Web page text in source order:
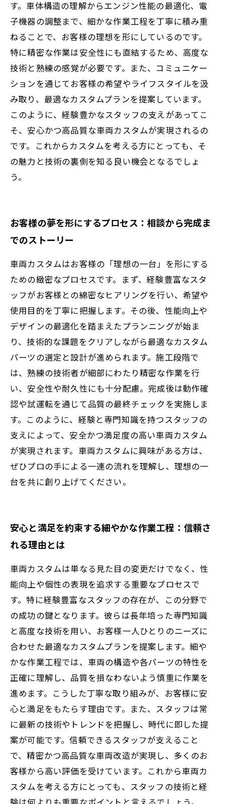
す。車体構造の理解からエンジン性能の最適化、電
子機器の調整まで、細かな作業工程を丁寧に積み重
ねることで、お客様の理想を形にしているのです。
特に精密な作業は安全性にも直結するため、高度な
技術と熟練の感覚が必要です。また、コミュニケー
ションを通じてお客様の希望やライフスタイルを汲
み取り、最適なカスタムプランを提案しています。
このように、経験豊かなスタッフの支えがあってこ
そ、安心かつ高品質な車両カスタムが実現されるの
です。これからカスタムを考える方にとっても、そ
の魅力と技術の裏側を知る良い機会となるでしょ
う。
お客様の夢を形にするプロセス：相談から完成ま
でのストーリー
車両カスタムはお客様の「理想の一台」を形にする
ための緻密なプロセスです。まず、経験豊富なスタ
ッフがお客様との綿密なヒアリングを行い、希望や
使用目的を丁寧に把握します。その後、性能向上や
デザインの最適化を踏まえたプランニングが始ま
り、技術的な課題をクリアしながら最適なカスタム
パーツの選定と設計が進められます。施工段階で
は、熟練の技術者が細部にわたり精密な作業を行
い、安全性や耐久性にも十分配慮。完成後は動作確
認や試運転を通じて品質の最終チェックを実施しま
す。このように、経験と専門知識を持つスタッフの
支えによって、安全かつ満足度の高い車両カスタム
が実現されます。車両カスタムに興味がある方は、
ぜひプロの手による一連の流れを理解し、理想の一
台を共に創り上げてください。
安心と満足を約束する細やかな作業工程：信頼さ
れる理由とは
車両カスタムは単なる見た目の変更だけでなく、性
能向上や個性の表現を追求する重要なプロセスで
す。特に経験豊富なスタッフの存在が、この分野で
の成功の鍵となります。彼らは長年培った専門知識
と高度な技術を用い、お客様一人ひとりのニーズに
合わせた最適なカスタムプランを提案します。細や
かな作業工程では、車両の構造や各パーツの特性を
正確に理解し、品質を損なわないよう慎重に作業を
進めます。こうした丁寧な取り組みが、お客様に安
心と満足をもたらす理由です。また、スタッフは常
に最新の技術やトレンドを把握し、時代に即した提
案が可能です。信頼できるスタッフが支えること
で、精密かつ高品質な車両改造が実現し、多くのお
客様から高い評価を受けています。これから車両カ
スタムを考える方にとっても、スタッフの技術と経